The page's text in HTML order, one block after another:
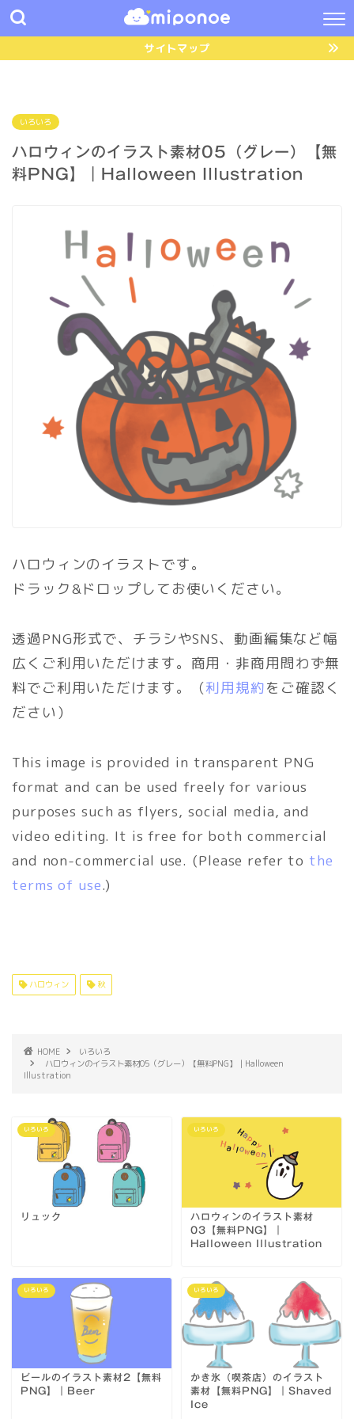
サイトマップ
いろいろ
ハロウィンのイラスト素材05（グレー）【無
料PNG】｜Halloween Illustration
ハロウィンのイラストです。
ドラック&ドロップしてお使いください。
透過PNG形式で、チラシやSNS、動画編集など幅
広くご利用いただけます。商用・非商用問わず無
料でご利用いただけます。（利用規約をご確認く
ださい）
This image is provided in transparent PNG
format and can be used freely for various
purposes such as flyers, social media, and
video editing. It is free for both commercial
and non-commercial use. (Please refer to the
terms of use.)
ハロウィン 秋
HOME
いろいろ
ハロウィンのイラスト素材05（グレー）【無料PNG】｜Halloween
Illustration
いろいろ
リュック
いろいろ
ハロウィンのイラスト素材
03【無料PNG】｜
Halloween Illustration
いろいろ
ビールのイラスト素材2【無料
PNG】｜Beer
いろいろ
かき氷（喫茶店）のイラスト
素材【無料PNG】｜Shaved
Ice